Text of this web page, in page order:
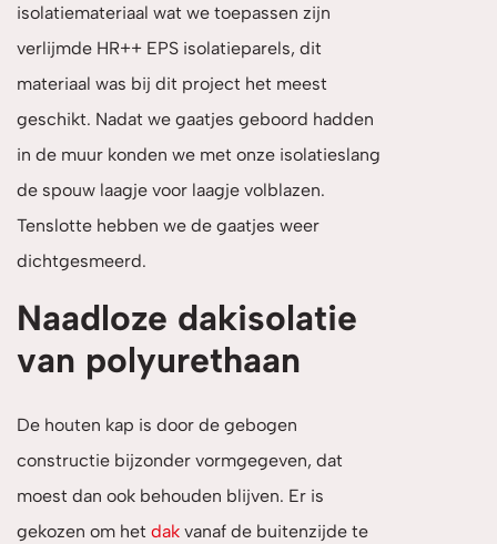
isolatiemateriaal wat we toepassen zijn
verlijmde HR++ EPS isolatieparels, dit
materiaal was bij dit project het meest
geschikt. Nadat we gaatjes geboord hadden
in de muur konden we met onze isolatieslang
de spouw laagje voor laagje volblazen.
Tenslotte hebben we de gaatjes weer
dichtgesmeerd.
Naadloze dakisolatie
van polyurethaan
De houten kap is door de gebogen
constructie bijzonder vormgegeven, dat
moest dan ook behouden blijven. Er is
gekozen om het dak vanaf de buitenzijde te